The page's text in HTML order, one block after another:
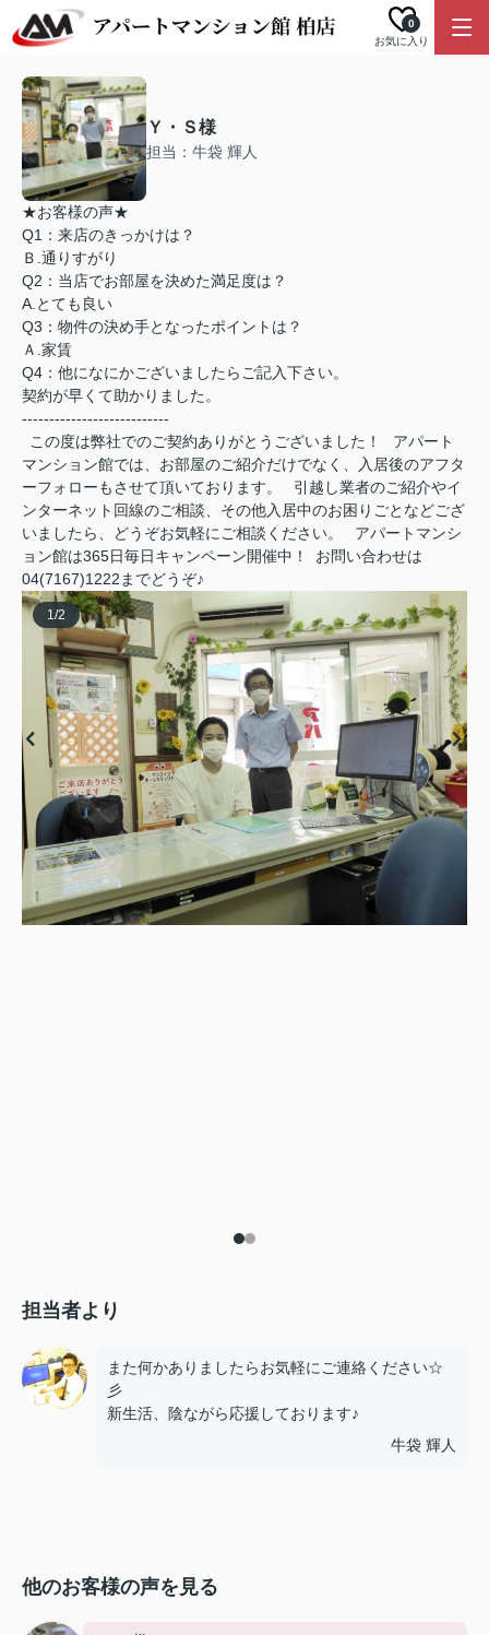
お気に入り
0
Ｙ・Ｓ様
担当：牛袋 輝人
★お客様の声★
Q1：来店のきっかけは？
Ｂ.通りすがり
Q2：当店でお部屋を決めた満足度は？
A.とても良い
Q3：物件の決め手となったポイントは？
Ａ.家賃
Q4：他になにかございましたらご記入下さい。
契約が早くて助かりました。
---------------------------
この度は弊社でのご契約ありがとうございました！ アパート
マンション館では、お部屋のご紹介だけでなく、入居後のアフタ
ーフォローもさせて頂いております。 引越し業者のご紹介やイ
ンターネット回線のご相談、その他入居中のお困りごとなどござ
いましたら、どうぞお気軽にご相談ください。 アパートマンシ
ョン館は365日毎日キャンペーン開催中！ お問い合わせは
04(7167)1222までどうぞ♪
1/2
担当者より
また何かありましたらお気軽にご連絡ください☆
彡
新生活、陰ながら応援しております♪
牛袋 輝人
他のお客様の声を見る